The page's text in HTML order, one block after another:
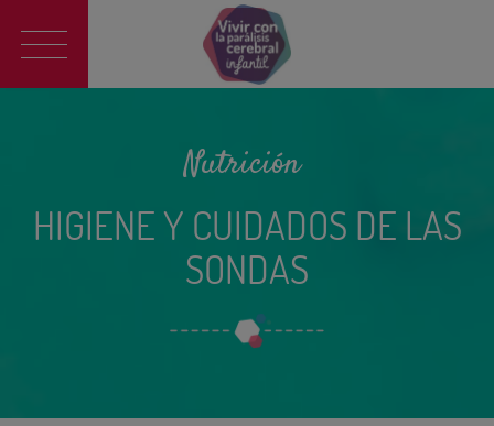
navigation
Nutrición
HIGIENE Y CUIDADOS DE LAS
SONDAS